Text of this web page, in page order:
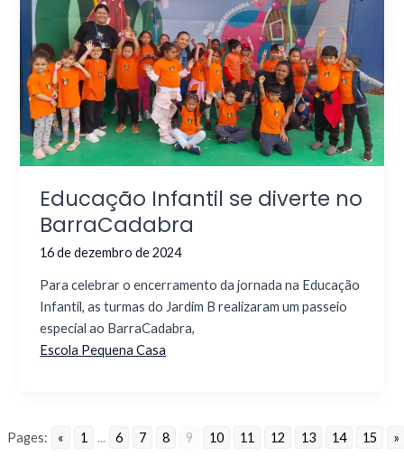
Educação Infantil se diverte no
BarraCadabra
16 de dezembro de 2024
Para celebrar o encerramento da jornada na Educação
Infantil, as turmas do Jardim B realizaram um passeio
especial ao BarraCadabra,
Escola Pequena Casa
Pages: « 1 ... 6 7 8 9 10 11 12 13 14 15 »